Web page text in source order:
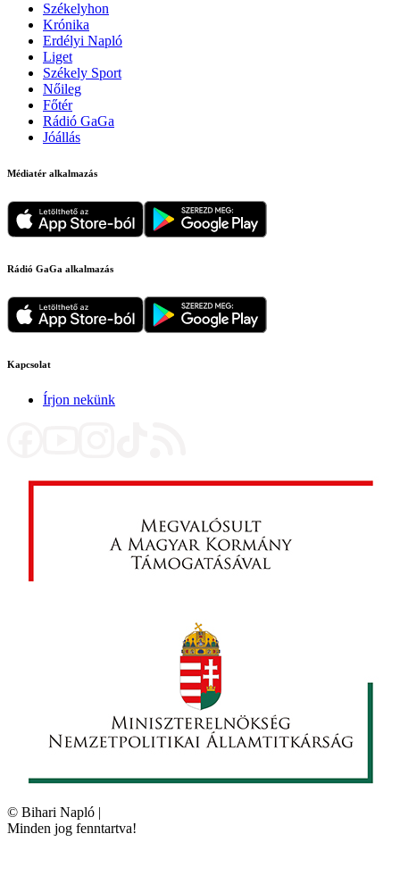
Székelyhon
Krónika
Erdélyi Napló
Liget
Székely Sport
Nőileg
Főtér
Rádió GaGa
Jóállás
Médiatér alkalmazás
Rádió GaGa alkalmazás
Kapcsolat
Írjon nekünk
© Bihari Napló |
Minden jog fenntartva!